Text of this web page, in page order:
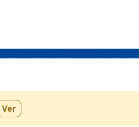
Ver